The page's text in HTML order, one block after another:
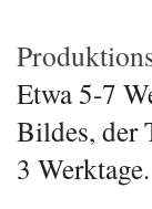
Etwa 5-7
Bildes, der
3 Werktage.